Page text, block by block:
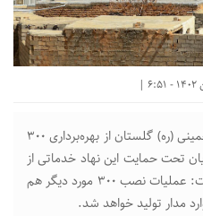
مدیرکل کمیته امداد حضرت امام خمینی (ره) گلستان از بهره‌برداری ۳۰۰
تحت حمایت این نهاد خدماتی از
ابتدای امسال تاکنون خبر داد و گفت: عملیات نصب ۳۰۰ مورد دیگر هم